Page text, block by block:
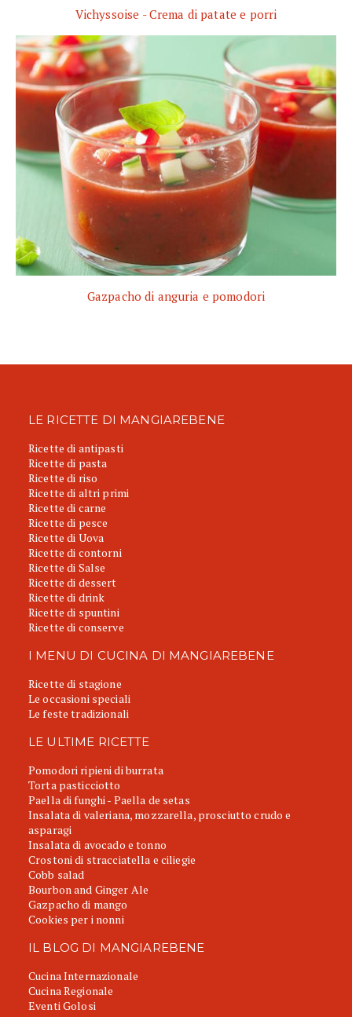
Vichyssoise - Crema di patate e porri
Gazpacho di anguria e pomodori
LE RICETTE DI MANGIAREBENE
Ricette di antipasti
Ricette di pasta
Ricette di riso
Ricette di altri primi
Ricette di carne
Ricette di pesce
Ricette di Uova
Ricette di contorni
Ricette di Salse
Ricette di dessert
Ricette di drink
Ricette di spuntini
Ricette di conserve
I MENU DI CUCINA DI MANGIAREBENE
Ricette di stagione
Le occasioni speciali
Le feste tradizionali
LE ULTIME RICETTE
Pomodori ripieni di burrata
Torta pasticciotto
Paella di funghi - Paella de setas
Insalata di valeriana, mozzarella, prosciutto crudo e
asparagi
Insalata di avocado e tonno
Crostoni di stracciatella e ciliegie
Cobb salad
Bourbon and Ginger Ale
Gazpacho di mango
Cookies per i nonni
IL BLOG DI MANGIAREBENE
Cucina Internazionale
Cucina Regionale
Eventi Golosi